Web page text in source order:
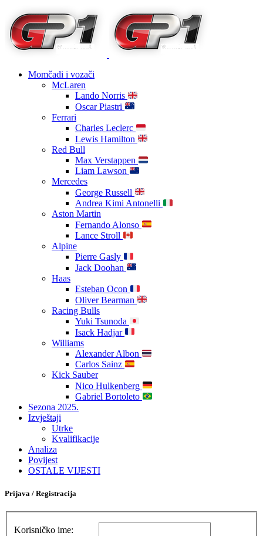
Momčadi i vozači
McLaren
Lando Norris
Oscar Piastri
Ferrari
Charles Leclerc
Lewis Hamilton
Red Bull
Max Verstappen
Liam Lawson
Mercedes
George Russell
Andrea Kimi Antonelli
Aston Martin
Fernando Alonso
Lance Stroll
Alpine
Pierre Gasly
Jack Doohan
Haas
Esteban Ocon
Oliver Bearman
Racing Bulls
Yuki Tsunoda
Isack Hadjar
Williams
Alexander Albon
Carlos Sainz
Kick Sauber
Nico Hulkenberg
Gabriel Bortoleto
Sezona 2025.
Izvještaji
Utrke
Kvalifikacije
Analiza
Povijest
OSTALE VIJESTI
Prijava / Registracija
Korisničko ime: